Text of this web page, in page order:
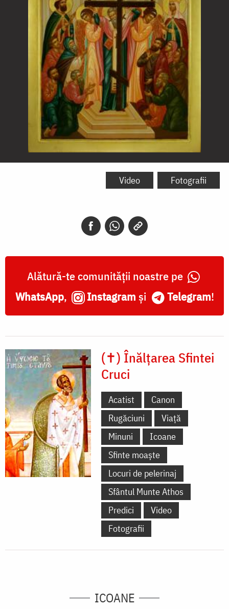
Înălțarea
Video Fotografii
Alătură-te comunității noastre pe
WhatsApp, Instagram și Telegram!
(✝) Înălțarea Sfintei
Cruci
Acatist
Canon
Rugăciuni
Viață
Minuni
Icoane
Sfinte moaște
Locuri de pelerinaj
Sfântul Munte Athos
Predici
Video
Fotografii
ICOANE